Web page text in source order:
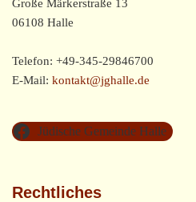
Große Märkerstraße 13
06108 Halle
Telefon: +49-345-29846700
E-Mail: kontakt@jghalle.de
Jüdische Gemeinde Halle
Rechtliches